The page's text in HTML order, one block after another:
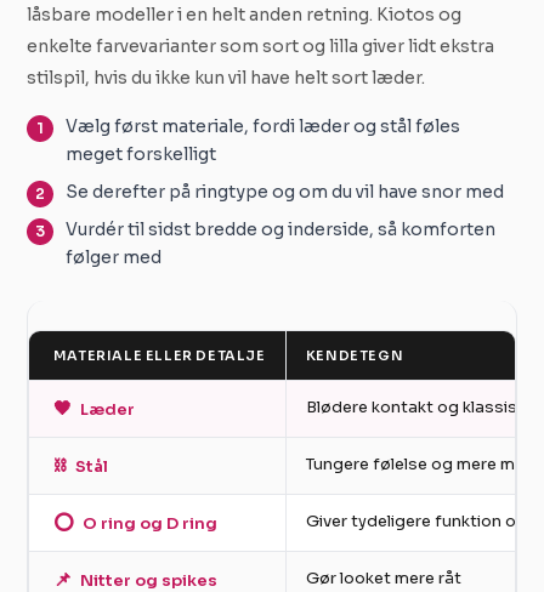
låsbare modeller i en helt anden retning. Kiotos og
enkelte farvevarianter som sort og lilla giver lidt ekstra
stilspil, hvis du ikke kun vil have helt sort læder.
Vælg først materiale, fordi læder og stål føles
meget forskelligt
Se derefter på ringtype og om du vil have snor med
Vurdér til sidst bredde og inderside, så komforten
følger med
MATERIALE ELLER DETALJE KENDETEGN
🖤 Læder Blødere kontakt og klassisk
⛓️ Stål Tungere følelse og mere
⭕ O ring og D ring Giver tydeligere funktion og
📌 Nitter og spikes Gør looket mere råt